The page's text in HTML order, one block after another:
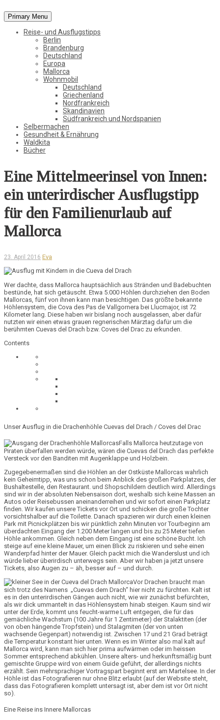
StadtWaldKind
Vom Leben in der Natur, der Stadt und in der weiten Welt
Primary Menu
Reise- und Ausflugstipps
Berlin
Brandenburg
Deutschland
Europa
Mallorca
Wohnmobil
Deutschland
Griechenland
Nordfrankreich
Skandinavien
Südfrankreich und Nordspanien
Selbermachen
Gesundheit & Ernährung
Waldkita
Bücher
Eine Mittelmeerinsel von Innen:
ein unterirdischer Ausflugstipp
für den Familienurlaub auf
Mallorca
23. April 2016 Eva
Wer dachte, dass Mallorca hauptsächlich aus Stränden und Badebuchten
bestünde, hat sich getäuscht. Etwa 5.000 Höhlen durchziehen den Boden
Mallorcas, fünf von ihnen kann man besichtigen. Das größte bekannte
Höhlensystem, die Cova des Pas de Vallgornera bei Llucmajor, ist 72
Kilometer lang. Diese haben wir bislang noch ausgelassen, aber dafür
nutzten wir einen etwas grauen regnerischen Märztag dafür um die
berühmten Cuevas del Drach bzw. Coves del Drac zu erkunden.
Contents
Unser Ausflug in die Drachenhöhle Cuevas del Drach / Coves del Drac
Falls Mallorca heutzutage von
Piraten überfallen werden würde, wären die Cuevas del Drach das perfekte
Versteck vor den Banditen mit Augenklappe und Holzbein.
Zugegebenermaßen sind die Höhlen an derOstküste Mallorcas wahrlich
kein Geheimtipp, was uns schon beim Anblick des großen Parkplatzes, der
Bushaltestelle, den Restaurant. und Shopschildern deutlich wird. Allerdings
sind wir in der absoluten Nebensaison dort, weshalb sich keine Massen an
Autos oder Reisebussen aneinanderreihen und wir sofort einen Parkplatz
finden. Wir kaufen unsere Tickets vor Ort und schicken die große Tochter
vorsichtshalber auf die Toilette. Danach spazieren wir durch einen kleinen
Park mit Picnickplätzen bis wir pünktlich zehn Minuten vor Tourbeginn am
überdachten Eingang der 1.200 Meter langen und bis zu 25 Meter tiefen
Höhle ankommen. Gleich neben dem Eingang ist eine schöne Bucht. Ich
steige auf eine kleine Mauer, um einen Blick zu riskieren und sehe einen
Wanderpfad hinter der Mauer. Gleich packt mich die Wanderslust und ich
würde lieber überirdisch unterwegs sein. Aber wir haben ja jetzt unsere
Tickets, also Augen zu – äh, besser auf – und durch.
Vor Drachen braucht man
sich trotz des Namens „Cuevas dem Drach“ hier nicht zu fürchten. Kalt ist
es in den unterirdischen Gängen auch nicht, wie wir zunächst befürchten,
als wir dick ummantelt in das Höhlensystem hinab steigen. Kaum sind wir
unter der Erde, kommt uns feucht-warme Luft entgegen, die für das
gemächliche Wachstum (100 Jahre für 1 Zentimeter) derStalaktiten (der
von oben hängende Tropfstein) und Stalagmiten (der von unten
wachsende Gegenpart) notwendig ist. Zwischen 17 und 21 Grad beträgt
die Temperatur konstant hier unten. Wenn es im Winter also mal kalt auf
Mallorca wird, kann man sich hier prima aufwärmen oder im heissen
Sommer entsprechend abkühlen. Unsere alters- und herkunftsmäßig bunt
gemischte Gruppe wird von einem Guide geführt, der allerdings nichts
erzählt. Sein mehrsprachiger Vortragspart beginnt erst am Martelsee. In der
Höhle ist das Fotografieren nur ohne Blitz erlaubt (auf der Website steht,
dass das Fotografieren komplett untersagt ist, aber dem ist vor Ort nicht
so).
Eine Reise ins Innere Mallorcas